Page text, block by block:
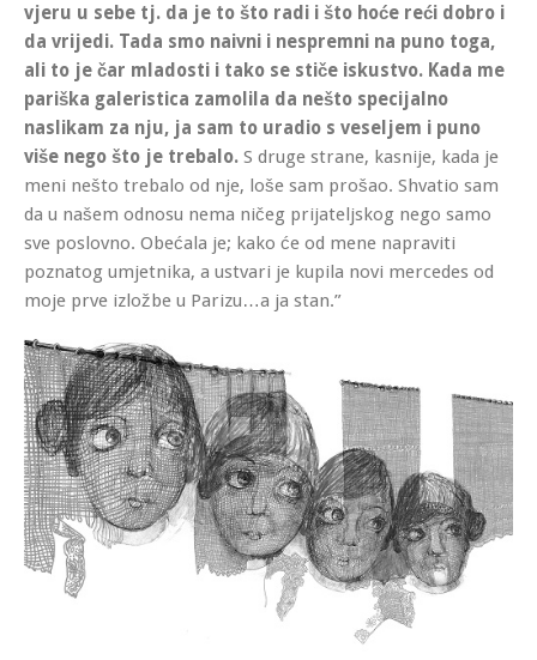
vjeru u sebe tj. da je to što radi i što hoće reći dobro i
da vrijedi. Tada smo naivni i nespremni na puno toga,
ali to je čar mladosti i tako se stiče iskustvo. Kada me
pariška galeristica zamolila da nešto specijalno
naslikam za nju, ja sam to uradio s veseljem i puno
više nego što je trebalo. S druge strane, kasnije, kada je
meni nešto trebalo od nje, loše sam prošao. Shvatio sam
da u našem odnosu nema ničeg prijateljskog nego samo
sve poslovno. Obećala je; kako će od mene napraviti
poznatog umjetnika, a ustvari je kupila novi mercedes od
moje prve izložbe u Parizu…a ja stan.”